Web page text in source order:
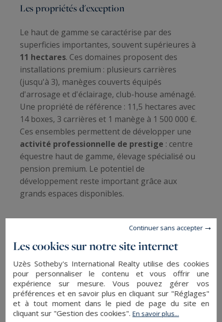
Les propriétés d'exception
Le haut de gamme se caractérise par des
superficies importantes, souvent supérieures à
11 hectares. Ces domaines proposent des
installations premium : plusieurs carrières
(jusqu'à 3), manèges couverts équipés
d'arrosage et d'éclairage, club-house aménagé.
Une propriété de référence : 11,5 hectares avec
14 boxes, 3 carrières et 1 manège à 1 500 000 €.
Ces ensembles permettent de développer une
activité professionnelle de prestige : centre
équestre haut de gamme, élevage spécialisé ou
pension premium. Le potentiel de
développement reste important grâce aux
grands espaces disponibles.
Les installations équestres à
Les infrastructures essentielles
Lesboxes constituent l'élément centralde
toute propriété équestre. Les dimensions
standards de 3x3 mètres garantissent le confort
Les cookies sur notre site internet
Uzès Sotheby's International Realty utilise des cookies
pour personnaliser le contenu et vous offrir une
expérience sur mesure. Vous pouvez gérer vos
préférences et en savoir plus en cliquant sur "Réglages"
et à tout moment dans le pied de page du site en
cliquant sur "Gestion des cookies".En savoir plus...
Continuer sans accepter